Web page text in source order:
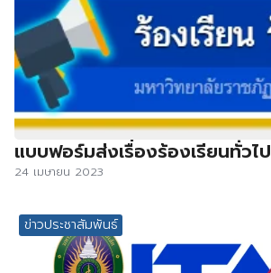
แบบฟอร์มส่งเรื่องร้องเรียนทั่วไป
24 เมษายน 2023
ข่าวประชาสัมพันธ์